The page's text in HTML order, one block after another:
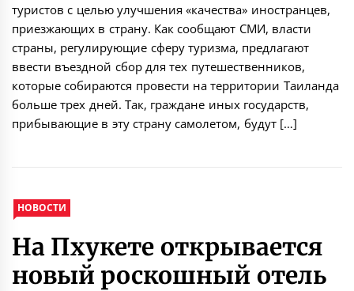
туристов с целью улучшения «качества» иностранцев,
приезжающих в страну. Как сообщают СМИ, власти
страны, регулирующие сферу туризма, предлагают
ввести въездной сбор для тех путешественников,
которые собираются провести на территории Таиланда
больше трех дней. Так, граждане иных государств,
прибывающие в эту страну самолетом, будут […]
НОВОСТИ
На Пхукете открывается
новый роскошный отель